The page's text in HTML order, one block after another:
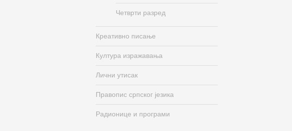
Четврти разред
Креативно писање
Култура изражавања
Лични утисак
Правопис српског језика
Радионице и програми